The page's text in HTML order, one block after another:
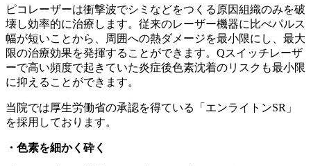
ピコレーザーは衝撃波でシミなどをつくる原因組織のみを破
壊し効率的に治療します。従来のレーザー機器に比べパルス
幅が短いことから、周囲への熱ダメージを最小限にし、最大
限の治療効果を発揮することができます。Qスイッチレーザ
ーで高い頻度で起きていた炎症後色素沈着のリスクも最小限
に抑えることができます。
当院では厚生労働省の承認を得ている「エンライトンSR」
を採用しております。
・色素を細かく砕く